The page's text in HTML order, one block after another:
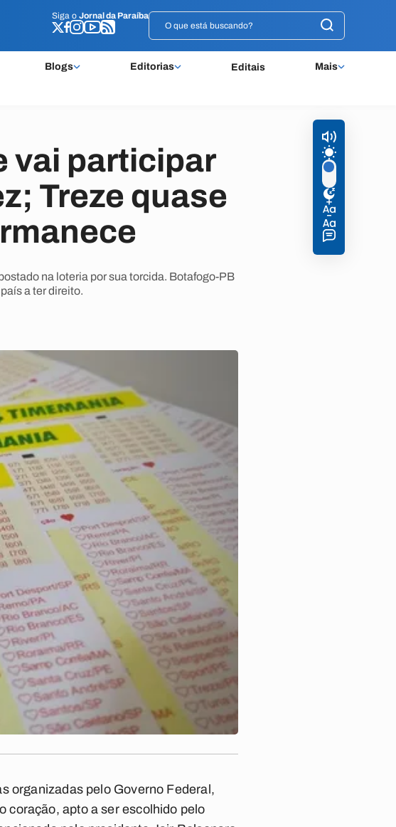
Siga o Jornal da Paraíba
Blogs Editorias Editais Mais
Siga o Jornal da Paraíba
vai participar
Treze quase
na loteria por sua torcida. Botafogo-PB
a ter direito.
organizadas pelo Governo Federal,
coração, apto a ser escolhido pelo